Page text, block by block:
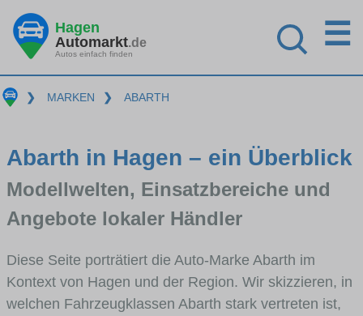
Hagen
Automarkt.de
Autos einfach finden
☰
❯ MARKEN ❯ ABARTH
Abarth in Hagen – ein Überblick
Modellwelten, Einsatzbereiche und
Angebote lokaler Händler
Diese Seite porträtiert die Auto-Marke Abarth im
Kontext von Hagen und der Region. Wir skizzieren, in
welchen Fahrzeugklassen Abarth stark vertreten ist,